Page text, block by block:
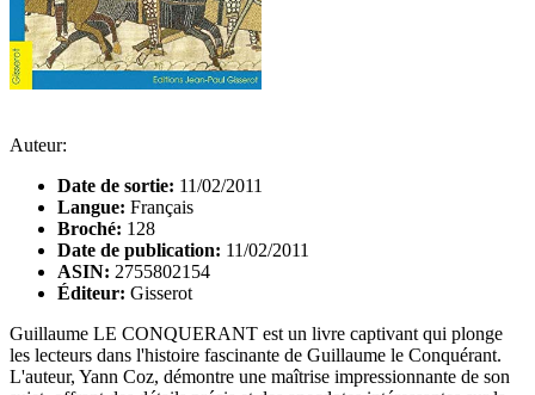
Auteur:
Date de sortie: 11/02/2011
Langue: Français
Broché: 128
Date de publication: 11/02/2011
ASIN: 2755802154
Éditeur: Gisserot
Guillaume LE CONQUERANT est un livre captivant qui plonge
les lecteurs dans l'histoire fascinante de Guillaume le Conquérant.
L'auteur, Yann Coz, démontre une maîtrise impressionnante de son